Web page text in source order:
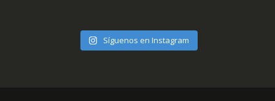
Síguenos en Instagram